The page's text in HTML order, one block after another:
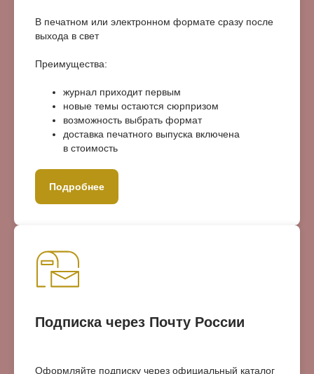
В печатном или электронном формате сразу после
выхода в свет
Преимущества:
журнал приходит первым
новые темы остаются сюрпризом
возможность выбрать формат
доставка печатного выпуска включена
в стоимость
Подробнее
Подписка через Почту России
Оформляйте подписку через официальный каталог